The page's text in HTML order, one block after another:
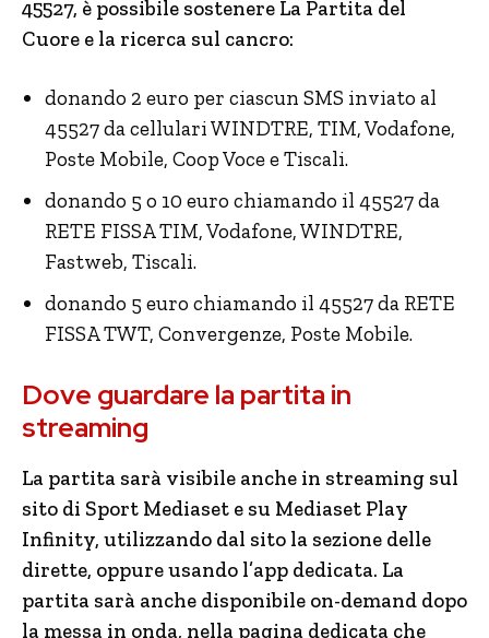
45527, è possibile sostenere La Partita del
Cuore e la ricerca sul cancro:
donando 2 euro per ciascun SMS inviato al
45527 da cellulari WINDTRE, TIM, Vodafone,
Poste Mobile, Coop Voce e Tiscali.
donando 5 o 10 euro chiamando il 45527 da
RETE FISSA TIM, Vodafone, WINDTRE,
Fastweb, Tiscali.
donando 5 euro chiamando il 45527 da RETE
FISSA TWT, Convergenze, Poste Mobile.
Dove guardare la partita in
streaming
La partita sarà visibile anche in streaming sul
sito di Sport Mediaset e su Mediaset Play
Infinity, utilizzando dal sito la sezione delle
dirette, oppure usando l’app dedicata. La
partita sarà anche disponibile on-demand dopo
la messa in onda, nella pagina dedicata che